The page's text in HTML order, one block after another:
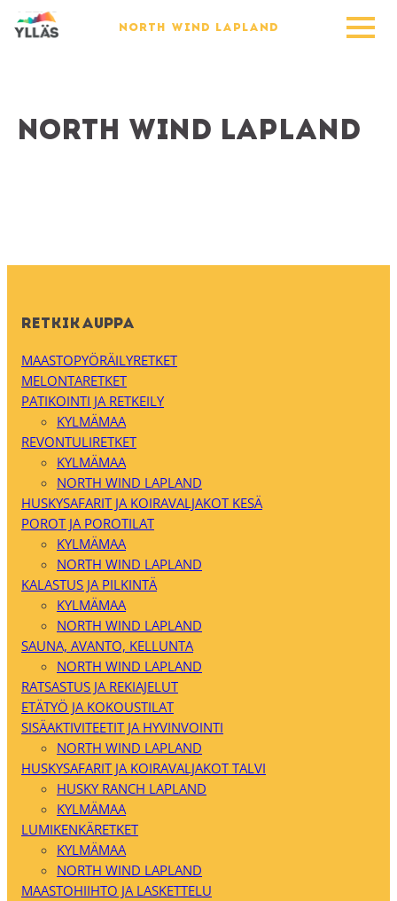
NORTH WIND LAPLAND
North Wind Lapland
RETKIKAUPPA
MAASTOPYÖRÄILYRETKET
MELONTARETKET
PATIKOINTI JA RETKEILY
KYLMÄMAA
REVONTULIRETKET
KYLMÄMAA
NORTH WIND LAPLAND
HUSKYSAFARIT JA KOIRAVALJAKOT KESÄ
POROT JA POROTILAT
KYLMÄMAA
NORTH WIND LAPLAND
KALASTUS JA PILKINTÄ
KYLMÄMAA
NORTH WIND LAPLAND
SAUNA, AVANTO, KELLUNTA
NORTH WIND LAPLAND
RATSASTUS JA REKIAJELUT
ETÄTYÖ JA KOKOUSTILAT
SISÄAKTIVITEETIT JA HYVINVOINTI
NORTH WIND LAPLAND
HUSKYSAFARIT JA KOIRAVALJAKOT TALVI
HUSKY RANCH LAPLAND
KYLMÄMAA
LUMIKENKÄRETKET
KYLMÄMAA
NORTH WIND LAPLAND
MAASTOHIIHTO JA LASKETTELU